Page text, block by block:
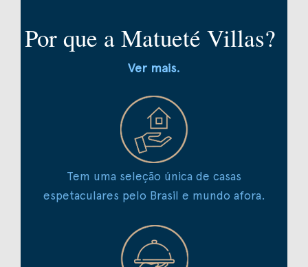
Por que a Matueté Villas?
Ver mais.
Tem uma seleção única de casas
espetaculares pelo Brasil e mundo afora.